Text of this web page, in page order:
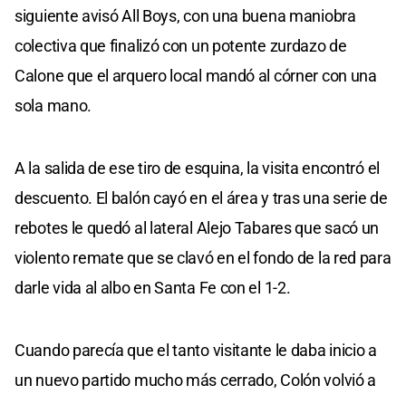
siguiente avisó All Boys, con una buena maniobra
colectiva que finalizó con un potente zurdazo de
Calone que el arquero local mandó al córner con una
sola mano.
A la salida de ese tiro de esquina, la visita encontró el
descuento. El balón cayó en el área y tras una serie de
rebotes le quedó al lateral Alejo Tabares que sacó un
violento remate que se clavó en el fondo de la red para
darle vida al albo en Santa Fe con el 1-2.
Cuando parecía que el tanto visitante le daba inicio a
un nuevo partido mucho más cerrado, Colón volvió a